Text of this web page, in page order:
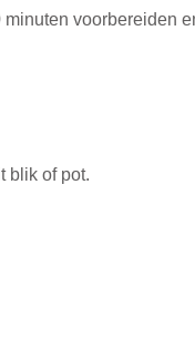
voorbereiden
blik of pot.